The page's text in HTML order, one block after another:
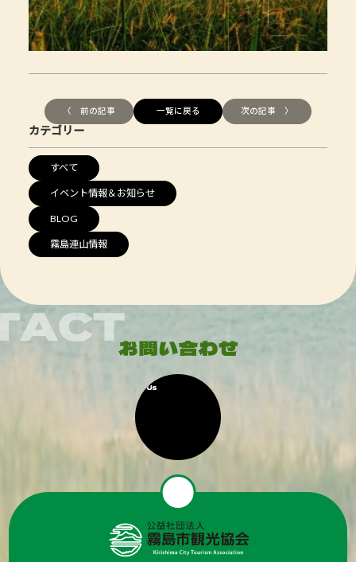
〈 前の記事 一覧に戻る 次の記事 〉
カテゴリー
すべて
イベント情報＆お知らせ
BLOG
霧島連山情報